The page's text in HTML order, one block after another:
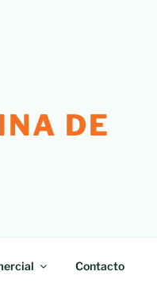
DE
Contacto